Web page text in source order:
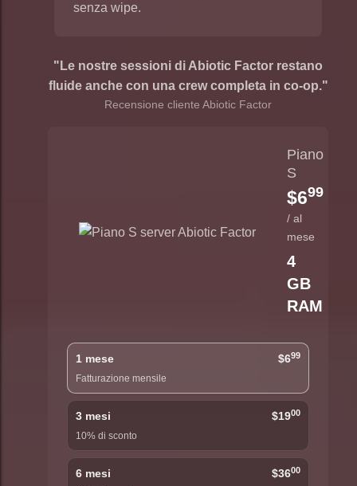
senza wipe.
"Le nostre sessioni di Abiotic Factor restano
fluide anche con una crew completa in co-op."
Recensione cliente Abiotic Factor
Piano
S
$699
/ al
mese
4
GB
RAM
1 mese $699
Fatturazione mensile
3 mesi $1900
10% di sconto
6 mesi $3600